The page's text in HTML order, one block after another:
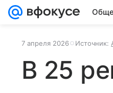
7 апреля 2026 Источник:
В 25